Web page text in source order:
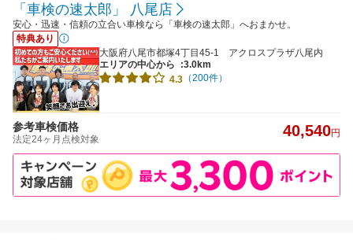
「車検の速太郎」 八尾店
安心・迅速・信頼の立合い車検なら「車検の速太郎」へおまかせ。
特典あり
大阪府八尾市都塚4丁目45-1 アクロスプラザ八尾内
エリアの中心から
:3.0km
4.3 （200件）
参考車検価格
法定24ヶ月点検対象 40,540円